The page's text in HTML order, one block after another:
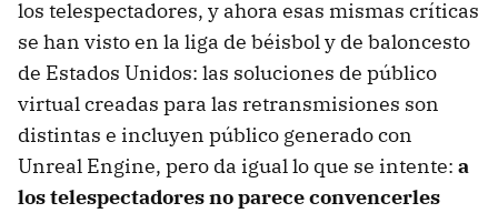
los telespectadores, y ahora esas mismas críticas
se han visto en la liga de béisbol y de baloncesto
de Estados Unidos: las soluciones de público
virtual creadas para las retransmisiones son
distintas e incluyen público generado con
Unreal Engine, pero da igual lo que se intente: a
los telespectadores no parece convencerles